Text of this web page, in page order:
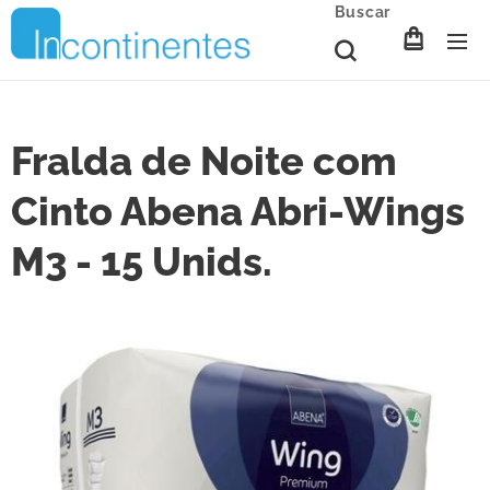
Buscar
Fralda de Noite com
Cinto Abena Abri-Wings
M3 - 15 Unids.